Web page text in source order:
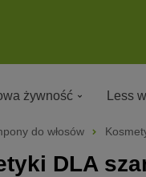
żywność Less
do włosów
DLA